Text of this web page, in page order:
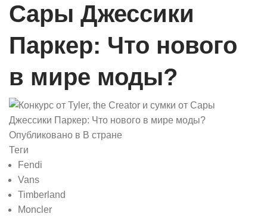
Сары Джессики
Паркер: Что нового
в мире моды?
Опубликовано в В стране
Теги
Fendi
Vans
Timberland
Moncler